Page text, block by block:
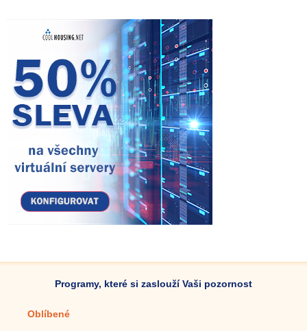
Programy, které si zaslouží Vaši pozornost
Oblíbené